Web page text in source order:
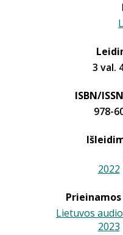
3 val.
ISBN/
978-
2022
Lietuvos
2023